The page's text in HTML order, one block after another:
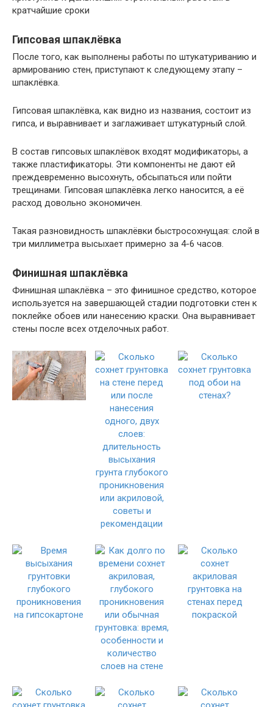
кратчайшие сроки
Гипсовая шпаклёвка
После того, как выполнены работы по штукатуриванию и
армированию стен, приступают к следующему этапу –
шпаклёвка.
Гипсовая шпаклёвка, как видно из названия, состоит из
гипса, и выравнивает и заглаживает штукатурный слой.
В состав гипсовых шпаклёвок входят модификаторы, а
также пластификаторы. Эти компоненты не дают ей
преждевременно высохнуть, обсыпаться или пойти
трещинами. Гипсовая шпаклёвка легко наносится, а её
расход довольно экономичен.
Такая разновидность шпаклёвки быстросохнущая: слой в
три миллиметра высыхает примерно за 4-6 часов.
Финишная шпаклёвка
Финишная шпаклёвка – это финишное средство, которое
используется на завершающей стадии подготовки стен к
поклейке обоев или нанесению краски. Она выравнивает
стены после всех отделочных работ.